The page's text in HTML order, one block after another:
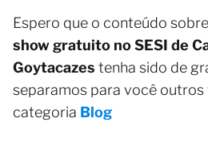
Espero que o conteúdo sobre
show gratuito no SESI de
Goytacazes tenha sido de
separamos para você
categoria Blog